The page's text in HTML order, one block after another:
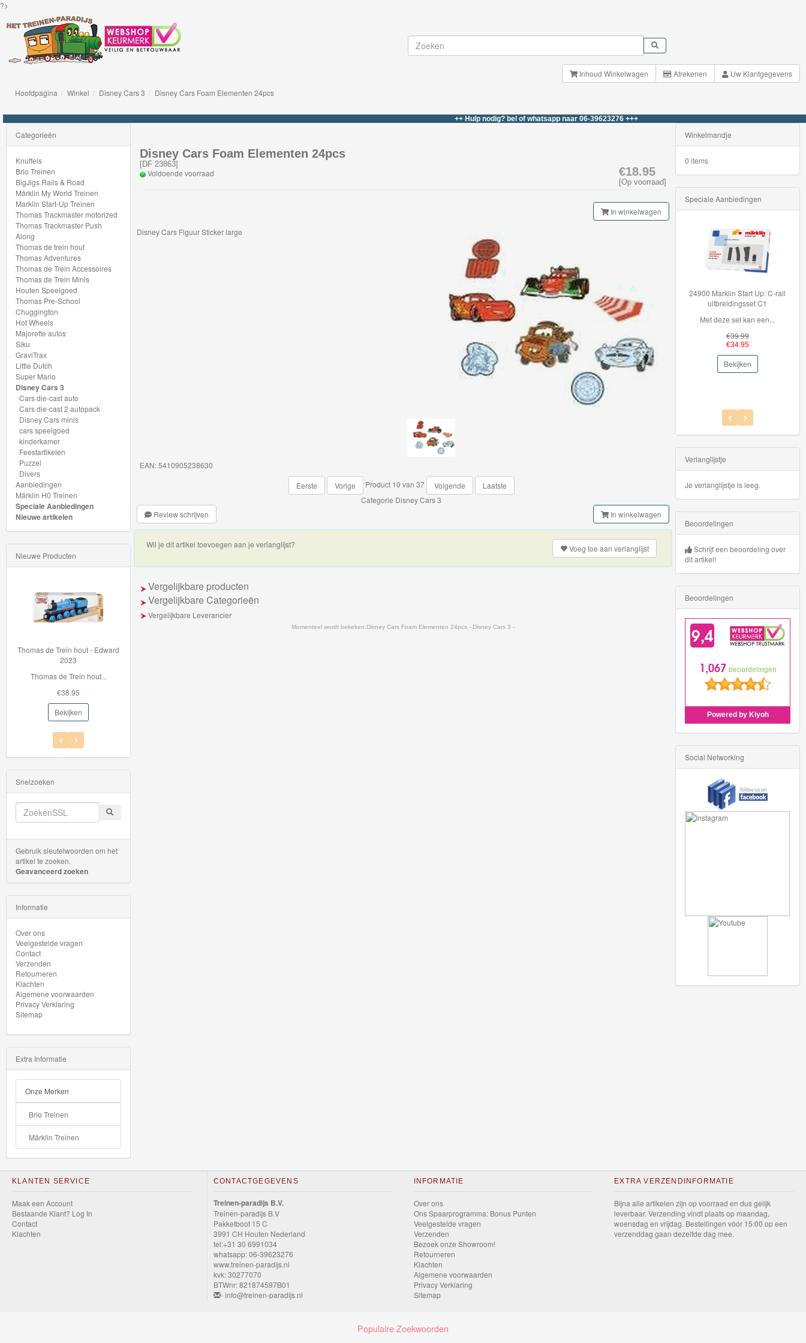
?>
Brio
Treinen
BigJigs
Rails
&
Road
Märklin
My
World
Treinen
Marklin
Start-
Up
Treinen
Thomas
Trackmaster
motorized
Thomas
Trackmaster
Push
Along
Thomas
trein
Adventures
Thomas
Accessoires
Thomas
de
Trein
Minis
Houten
Speelgoed
Thomas
Pre-
School
Chuggington
Hot
Wheels
Majorette
autos
Siku
GraviTrax
Little
Dutch
Super
Mario
Disney
Cars
3
Inhoud Winkelwagen Afrekenen
Uw Klantgegevens
Hoofdpagina
Winkel Disney Cars 3 Disney Cars Foam Elementen 24pcs
++ Hulp nodig? bel of whatsapp naar 06-39623276 +++
€18.95
[Op voorraad]
Disney Cars Foam Elementen 24pcs
[DF 23863]
Voldoende voorraad
In winkelwagen
Disney Cars Figuur Sticker large
EAN: 5410905238630
Eerste
Vorige Product 10 van 37 Volgende
Laatste
Categorie Disney Cars 3
Review schrijven
In winkelwagen
Wil je dit artikel toevoegen aan je verlanglijst? Voeg toe aan verlanglijst
Vergelijkbare producten
Vergelijkbare Categorieën
Vergelijkbare Leverancier
Momenteel wordt bekeken:Disney Cars Foam Elementen 24pcs - Disney Cars 3 -
Categorieën
Knuffels
Brio Treinen
BigJigs Rails & Road
Märklin My World Treinen
Marklin Start-Up Treinen
Thomas Trackmaster motorized
Thomas Trackmaster Push
Along
Thomas de trein hout
Thomas Adventures
Thomas de Trein Accessoires
Thomas de Trein Minis
Houten Speelgoed
Thomas Pre-School
Chuggington
Hot Wheels
Majorette autos
Siku
GraviTrax
Little Dutch
Super Mario
Disney Cars 3
Cars die-cast auto
Cars die-cast 2 autopack
Disney Cars minis
cars speelgoed
kinderkamer
Feestartikelen
Puzzel
Divers
Aanbiedingen
Märklin H0 Treinen
Speciale Aanbiedingen
Nieuwe artikelen
Nieuwe Producten
- Edward 72050 Märklin H0 - Massaveren
Voor de interieurver...
Bekijken
Snelzoeken
Gebruik sleutelwoorden om het
artikel te zoeken.
Geavanceerd zoeken
Informatie
Over ons
Veelgestelde vragen
Contact
Verzenden
Retourneren
Klachten
Algemene voorwaarden
Privacy Verklaring
Sitemap
Extra Informatie
Onze Merken
Brio Treinen
Märklin Treinen
Winkelmandje
0 items
Speciale Aanbiedingen
24900 Marklin Start Up: C-rail
uitbreidingsset C1
Met deze set kan een...
€34.95
Bekijken
Hot Wheels Auto - Cyber
Speeder
Hot Wheels auto Ser...
Bekijken
Verlanglijstje
Je verlanglijstje is leeg.
Beoordelingen
Schrijf een beoordeling over
dit artikel!
Beoordelingen
Social Networking
KLANTEN SERVICE
Maak een Account
Bestaande Klant? Log In
Contact
Klachten
CONTACTGEGEVENS
Treinen-paradijs B.V.
Treinen-paradijs B.V
Pakketboot 15 C
3991 CH Houten Nederland
tel:+31 30 6991034
whatsapp: 06-39623276
www.treinen-paradijs.nl
kvk: 30277070
BTWnr: 821874597B01
- info@treinen-paradijs.nl
INFORMATIE
Over ons
Ons Spaarprogramma: Bonus Punten
Veelgestelde vragen
Verzenden
Bezoek onze Showroom!
Retourneren
Klachten
Algemene voorwaarden
Privacy Verklaring
Sitemap
EXTRA VERZENDINFORMATIE
Bijna alle artikelen zijn op voorraad en dus gelijk
leverbaar. Verzending vindt plaats op maandag,
woensdag en vrijdag. Bestellingen vóór 15:00 op een
verzenddag gaan dezelfde dag mee.
Populaire Zoekwoorden